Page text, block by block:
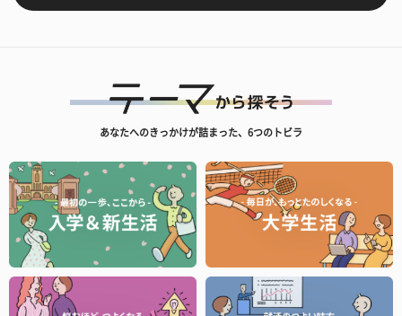
あなたへのきっかけが詰まった、6つのトビラ